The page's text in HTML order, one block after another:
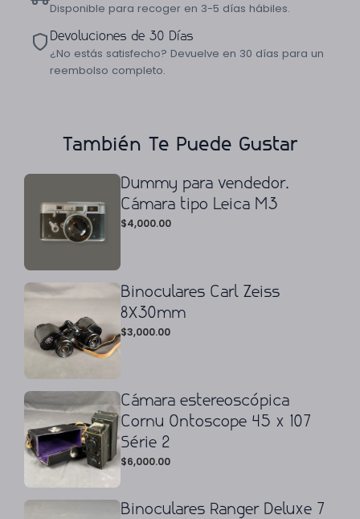
Disponible para recoger en 3-5 días hábiles.
Devoluciones de 30 Días
¿No estás satisfecho? Devuelve en 30 días para un
reembolso completo.
También Te Puede Gustar
Dummy para vendedor.
Cámara tipo Leica M3
$4,000.00
Binoculares Carl Zeiss
8X30mm
$3,000.00
Cámara estereoscópica
Cornu Ontoscope 45 x 107
Série 2
$6,000.00
Binoculares Ranger Deluxe 7